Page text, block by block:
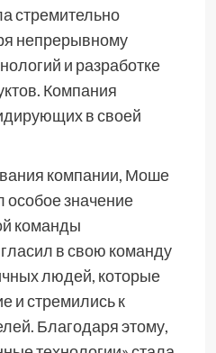
стремительно
непрерывному
и разработке
Компания
в своей
компании, Моше
значение
команды
в свою команду
людей, которые
и стремились к
Благодаря этому,